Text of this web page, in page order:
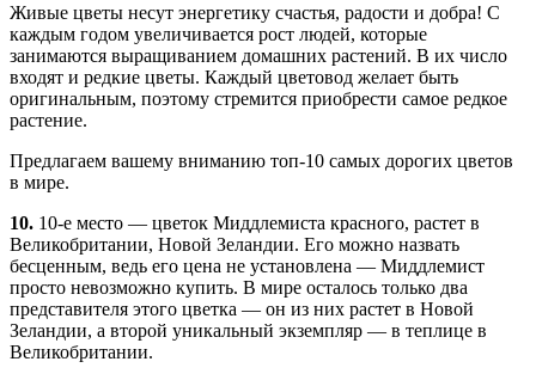
Живые цветы несут энергетику счастья, радости и добра! С
каждым годом увеличивается рост людей, которые
занимаются выращиванием домашних растений. В их число
входят и редкие цветы. Каждый цветовод желает быть
оригинальным, поэтому стремится приобрести самое редкое
растение.
Предлагаем вашему вниманию топ-10 самых дорогих цветов
в мире.
10. 10-е место — цветок Миддлемиста красного, растет в
Великобритании, Новой Зеландии. Его можно назвать
бесценным, ведь его цена не установлена — Миддлемист
просто невозможно купить. В мире осталось только два
представителя этого цветка — он из них растет в Новой
Зеландии, а второй уникальный экземпляр — в теплице в
Великобритании.